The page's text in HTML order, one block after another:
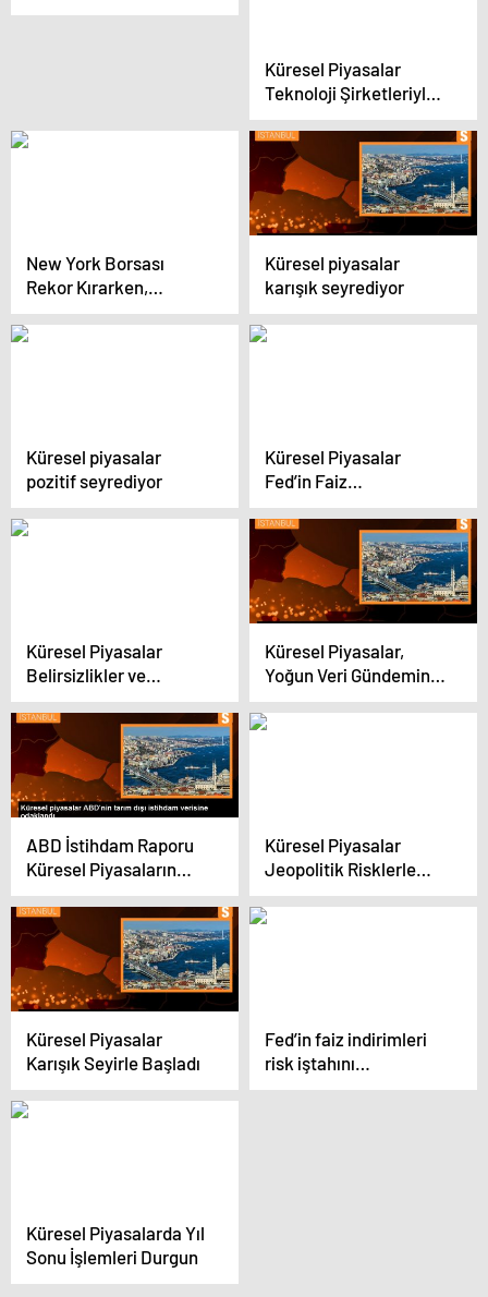
odaklandı
Küresel Piyasalar
Teknoloji Şirketleriyle
Pozitif Seyirde
New York Borsası
Rekor Kırarken,
Asya’da Endişeler
Artıyor
Küresel piyasalar
karışık seyrediyor
Küresel piyasalar
pozitif seyrediyor
Küresel Piyasalar
Fed’in Faiz
İndirimlerine İlişkin
Beklentilerin
Zayıflamasıyla Negatif
Seyir İzliyor
Küresel Piyasalar
Belirsizlikler ve
Gerilimle Negatif Seyir
İzliyor
Küresel Piyasalar,
Yoğun Veri Gündemine
Odaklanıyor
ABD İstihdam Raporu
Küresel Piyasaların
Odak Noktası
Küresel Piyasalar
Jeopolitik Risklerle
Karışık Seyir İzliyor
Küresel Piyasalar
Karışık Seyirle Başladı
Fed’in faiz indirimleri
risk iştahını
desteklemeye devam
Küresel Piyasalarda Yıl
Sonu İşlemleri Durgun